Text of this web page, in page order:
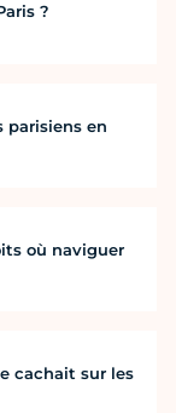
?
parisiens en
où naviguer
cachait sur les